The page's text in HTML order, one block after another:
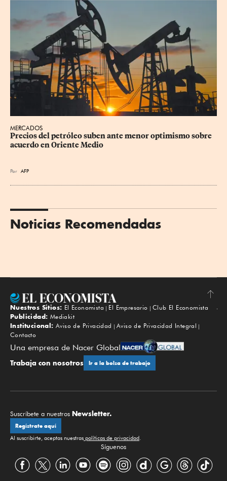
MERCADOS
Precios del petróleo suben ante menor optimismo sobre
acuerdo en Oriente Medio
Por AFP
Noticias Recomendadas
Subir
Nuestros Sitios: El Economista El Empresario
Club El Economista
Publicidad: Mediakit
Institucional: Aviso de Privacidad
Aviso de Privacidad Integral
Contacto
Una empresa de Nacer Global
Trabaja con nosotros Ir a la bolsa de trabajo
Suscríbete a nuestros Newsletter.
Regístrate aquí
Al suscribirte, aceptas nuestras políticas de privacidad.
Síguenos